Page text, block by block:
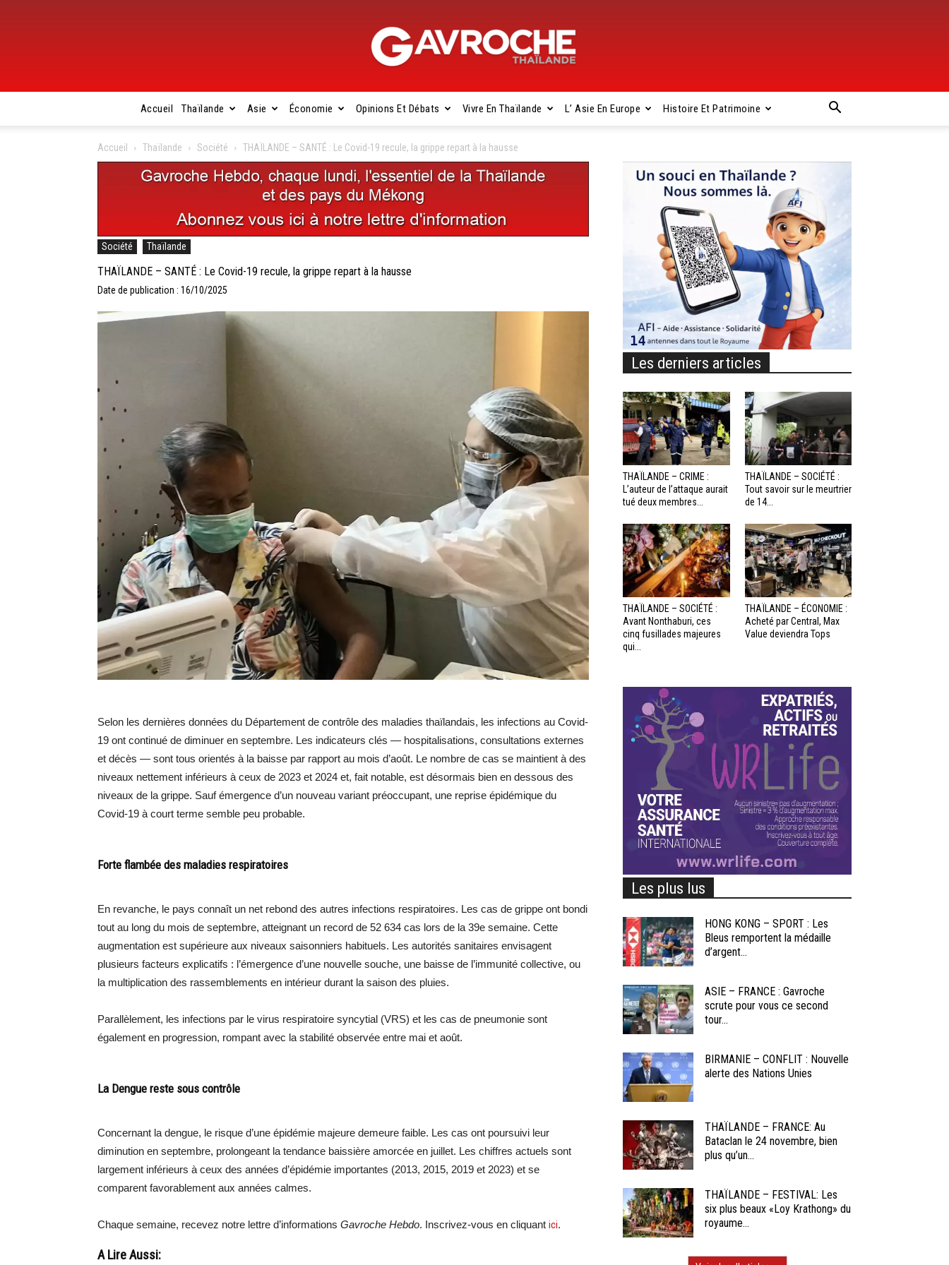
Gavroche
Accueil Thaïlande Asie Économie Opinions Et Débats Vivre En Thaïlande L’ Asie En Europe Histoire Et Patrimoine
Accueil Thaïlande Société THAÏLANDE – SANTÉ : Le Covid-19 recule, la grippe repart à la hausse
Société Thaïlande
THAÏLANDE – SANTÉ : Le Covid-19 recule, la grippe repart à la hausse
Date de publication : 16/10/2025
Selon les dernières données du Département de contrôle des maladies thaïlandais, les infections au Covid-
19 ont continué de diminuer en septembre. Les indicateurs clés — hospitalisations, consultations externes
et décès — sont tous orientés à la baisse par rapport au mois d’août. Le nombre de cas se maintient à des
niveaux nettement inférieurs à ceux de 2023 et 2024 et, fait notable, est désormais bien en dessous des
niveaux de la grippe. Sauf émergence d’un nouveau variant préoccupant, une reprise épidémique du
Covid-19 à court terme semble peu probable.
Forte flambée des maladies respiratoires
En revanche, le pays connaît un net rebond des autres infections respiratoires. Les cas de grippe ont bondi
tout au long du mois de septembre, atteignant un record de 52 634 cas lors de la 39e semaine. Cette
augmentation est supérieure aux niveaux saisonniers habituels. Les autorités sanitaires envisagent
plusieurs facteurs explicatifs : l’émergence d’une nouvelle souche, une baisse de l’immunité collective, ou
la multiplication des rassemblements en intérieur durant la saison des pluies.
Parallèlement, les infections par le virus respiratoire syncytial (VRS) et les cas de pneumonie sont
également en progression, rompant avec la stabilité observée entre mai et août.
La Dengue reste sous contrôle
Concernant la dengue, le risque d’une épidémie majeure demeure faible. Les cas ont poursuivi leur
diminution en septembre, prolongeant la tendance baissière amorcée en juillet. Les chiffres actuels sont
largement inférieurs à ceux des années d’épidémie importantes (2013, 2015, 2019 et 2023) et se
comparent favorablement aux années calmes.
Chaque semaine, recevez notre lettre d’informations Gavroche Hebdo. Inscrivez-vous en cliquant ici.
A Lire Aussi:
Les derniers articles
THAÏLANDE – CRIME :
L’auteur de l’attaque aurait
tué deux membres...
THAÏLANDE – SOCIÉTÉ :
Tout savoir sur le meurtrier
de 14...
THAÏLANDE – SOCIÉTÉ :
Avant Nonthaburi, ces
cinq fusillades majeures
qui...
THAÏLANDE – ÉCONOMIE :
Acheté par Central, Max
Value deviendra Tops
Les plus lus
HONG KONG – SPORT : Les
Bleus remportent la médaille
d’argent...
ASIE – FRANCE : Gavroche
scrute pour vous ce second
tour...
BIRMANIE – CONFLIT : Nouvelle
alerte des Nations Unies
THAÏLANDE – FRANCE: Au
Bataclan le 24 novembre, bien
plus qu’un...
THAÏLANDE – FESTIVAL: Les
six plus beaux «Loy Krathong» du
royaume...